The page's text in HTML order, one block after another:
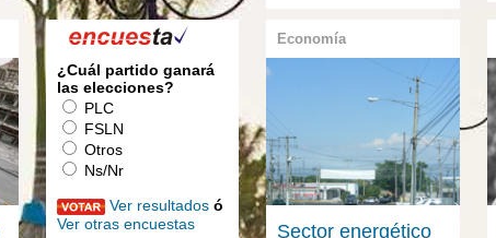
¿Cuál partido ganará
las elecciones?
PLC
FSLN
Otros
Ns/Nr
Ver resultados ó
Ver otras encuestas
Economía
Sector energético